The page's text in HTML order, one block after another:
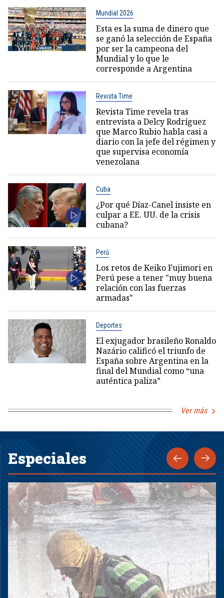
Mundial 2026
Esta es la suma de dinero que
se ganó la selección de España
por ser la campeona del
Mundial y lo que le
corresponde a Argentina
Revista Time
Revista Time revela tras
entrevista a Delcy Rodríguez
que Marco Rubio habla casi a
diario con la jefe del régimen y
que supervisa economía
venezolana
Cuba
¿Por qué Díaz-Canel insiste en
culpar a EE. UU. de la crisis
cubana?
Perú
Los retos de Keiko Fujimori en
Perú pese a tener "muy buena
relación con las fuerzas
armadas"
Deportes
El exjugador brasileño Ronaldo
Nazário calificó el triunfo de
España sobre Argentina en la
final del Mundial como “una
auténtica paliza”
Ver más
Especiales